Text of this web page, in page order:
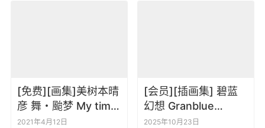
[免费][画集]美树本晴
彦 舞・颱梦 My time
插画集
2021年4月12日
[会员][插画集] 碧蓝
幻想 Granblue
Fantasy FES 2022-
2025年10月23日